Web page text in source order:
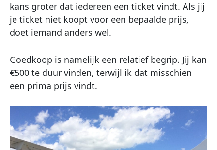
kans groter dat iedereen een ticket vindt. Als jij
je ticket niet koopt voor een bepaalde prijs,
doet iemand anders wel.
Goedkoop is namelijk een relatief begrip. Jij kan
€500 te duur vinden, terwijl ik dat misschien
een prima prijs vindt.